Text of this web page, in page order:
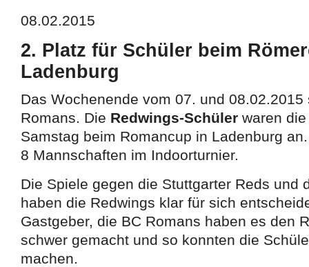
08.02.2015
2. Platz für Schüler beim
Ladenburg
Das Wochenende vom 07. und
Romans. Die Redwings-Schüler waren
Samstag beim Romancup in Ladenburg
8 Mannschaften im Indoorturnier.
Die Spiele gegen die Stuttgarter Reds und
haben die Redwings klar für sich
Gastgeber, die BC Romans haben es den
schwer gemacht und so konnten die
machen.